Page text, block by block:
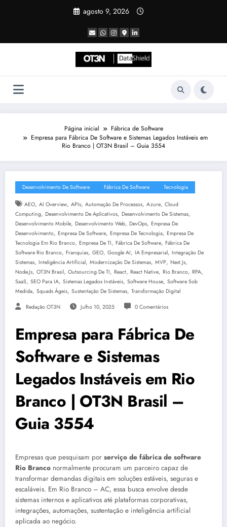
agosto 9, 2026
Página inicial
Fábrica de Software
Empresa para Fábrica De Software e Sistemas Legados Instáveis em
Rio Branco | OT3N Brasil – Guia 3554
Desenvolvimento De Software Fábrica De Software Tecnologia
AEO, AI Overview, APIs, Automação De Processos, Azure, Cloud
Computing, Desenvolvimento De Aplicativos, Desenvolvimento De Sistemas,
Desenvolvimento Mobile, Desenvolvimento Web, DevOps, Empresa De
Desenvolvimento, Empresa De Software, Empresa De Tecnologia, Empresa De
Tecnologia Em Rio Branco, Empresa De TI, Fábrica De Software, Fábrica De
Software Rio Branco, Franquias, GEO, Google AI, IA Empresarial, Integração De
Sistemas, Inteligência Artificial, Modernização De Sistemas, MVP, Next.js,
Node.js, OT3N Brasil, Outsourcing De TI, React, React Native, Rio Branco, RPA,
SaaS, SEO Para IA, Sistemas Legados Instáveis, Software House, Software Sob
Medida, Squads Ágeis, Sustentação De Sistemas, Transformação Digital
Redação OT3N Julho 10, 2025 0 Comentários
Empresa para Fábrica De
Software e Sistemas
Legados Instáveis em Rio
Branco | OT3N Brasil –
Guia 3554
Empresas que pesquisam por serviço de fábrica de software
Rio Branco normalmente procuram um parceiro capaz de
transformar demandas digitais em soluções estáveis, seguras e
escaláveis. Em Rio Branco – AC, essa busca envolve desde
sistemas internos e aplicativos até plataformas corporativas,
integrações, automações, sustentação e inteligência artificial
aplicada ao negócio.